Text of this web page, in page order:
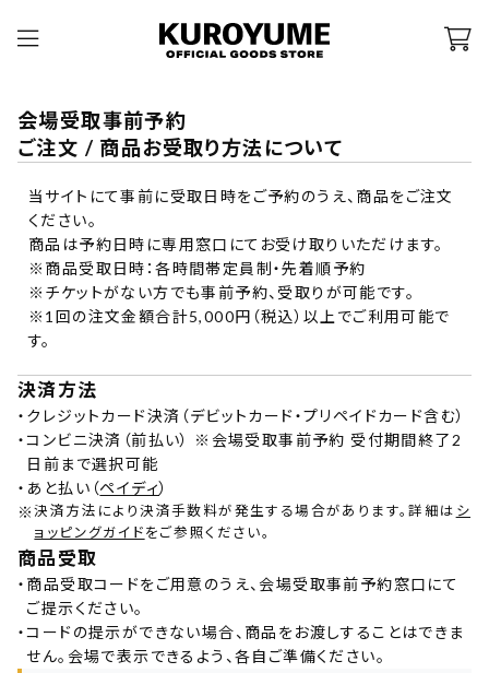
会場受取事前予約
ご注文 / 商品お受取り方法について
当サイトにて事前に受取日時をご予約のうえ、商品をご注文
ください。
商品は予約日時に専用窓口にてお受け取りいただけます。
※商品受取日時：各時間帯定員制・先着順予約
※チケットがない方でも事前予約、受取りが可能です。
※1回の注文金額合計5,000円（税込）以上でご利用可能で
す。
決済方法
・ クレジットカード決済（デビットカード・プリペイドカード含む）
・コンビニ決済（前払い） ※会場受取事前予約 受付期間終了2
日前まで選択可能
・ あと払い（ペイディ）
※決済方法により決済手数料が発生する場合があります。詳細は シ
ョッピングガイド をご参照ください。
商品受取
・ 商品受取コードをご用意のうえ、会場受取事前予約窓口にて
ご提示ください。
・コードの提示ができない場合、商品をお渡しすることはできま
せん。会場で表示できるよう、各自ご準備ください。